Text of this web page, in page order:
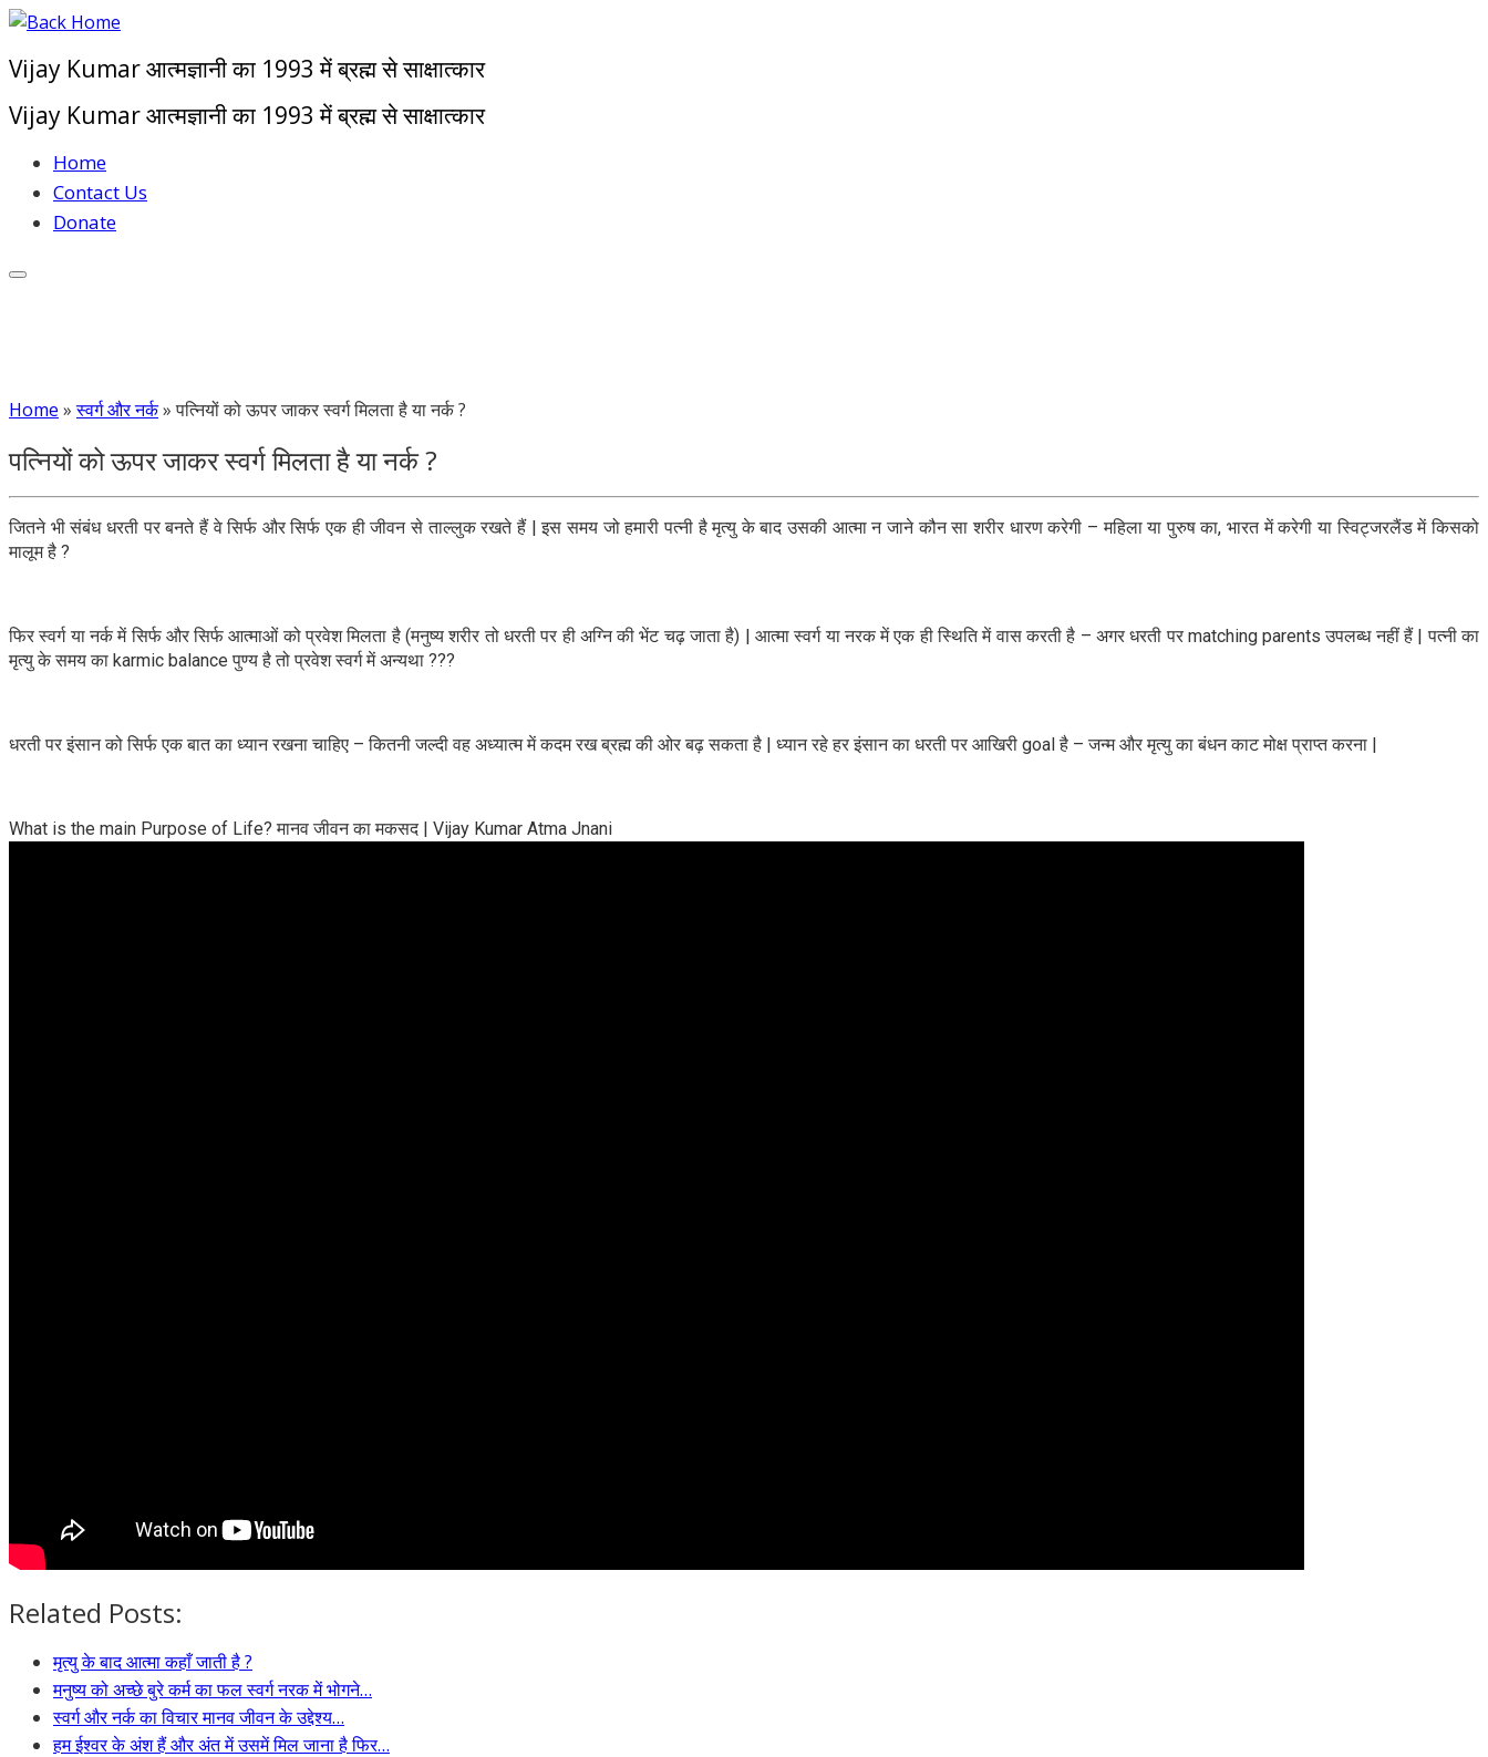
Skip
content
Vijay Kumar आत्मज्ञानी का 1993 में ब्रह्म से साक्षात्कार
Vijay Kumar आत्मज्ञानी का 1993 में ब्रह्म से साक्षात्कार
Home
Contact Us
Donate
Home » स्वर्ग और नर्क» पत्नियों को ऊपर जाकर स्वर्ग मिलता है या नर्क ?
पत्नियों को ऊपर जाकर स्वर्ग मिलता है या नर्क ?
जितने भी संबंध धरती पर बनते हैं वे सिर्फ और सिर्फ एक ही जीवन से ताल्लुक रखते हैं | इस समय जो हमारी पत्नी है मृत्यु के बाद उसकी आत्मा न जाने कौन सा शरीर धारण करेगी – महिला या पुरुष का, भारत में करेगी या स्विट्जरलैंड में किसको
मालूम है ?
फिर स्वर्ग या नर्क में सिर्फ और सिर्फ आत्माओं को प्रवेश मिलता है (मनुष्य शरीर तो धरती पर ही अग्नि की भेंट चढ़ जाता है) | आत्मा स्वर्ग या नरक में एक ही स्थिति में वास करती है – अगर धरती पर matching parents उपलब्ध नहीं हैं | पत्नी का
मृत्यु के समय का karmic balance पुण्य है तो प्रवेश स्वर्ग में अन्यथा ???
धरती पर इंसान को सिर्फ एक बात का ध्यान रखना चाहिए – कितनी जल्दी वह अध्यात्म में कदम रख ब्रह्म की ओर बढ़ सकता है | ध्यान रहे हर इंसान का धरती पर आखिरी goal है – जन्म और मृत्यु का बंधन काट मोक्ष प्राप्त करना |
What is the main Purpose of Life? मानव जीवन का मकसद | Vijay Kumar Atma Jnani
Related Posts:
मृत्यु के बाद आत्मा कहाँ जाती है ?
मनुष्य को अच्छे बुरे कर्म का फल स्वर्ग नरक में भोगने…
स्वर्ग और नर्क का विचार मानव जीवन के उद्देश्य…
हम ईश्वर के अंश हैं और अंत में उसमें मिल जाना है फिर…